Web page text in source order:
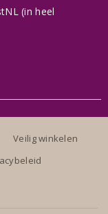
(in heel
Veilig winkelen